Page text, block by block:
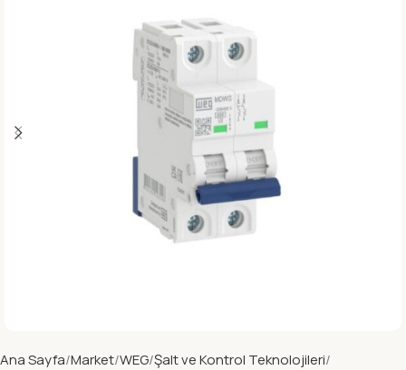
Ana Sayfa Market WEG Şalt ve Kontrol Teknolojileri